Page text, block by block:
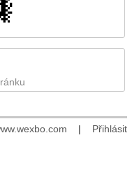
| Přihlásit